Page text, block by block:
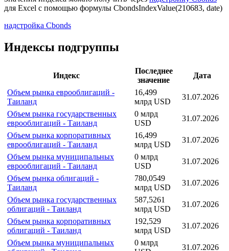
Excel + Cbonds
для Excel с помощью формулы
Индексы подгруппы
Индекс
Последнее
значение
Объем рынка еврооблигаций -
Таиланд
16,499
млрд USD
Объем рынка государственных
еврооблигаций - Таиланд
0 млрд
USD
Объем рынка корпоративных
еврооблигаций - Таиланд
16,499
млрд USD
Объем рынка муниципальных
еврооблигаций - Таиланд
0 млрд
USD
Объем рынка облигаций -
Таиланд
780,0549
млрд USD
Объем рынка государственных
облигаций - Таиланд
587,5261
млрд USD